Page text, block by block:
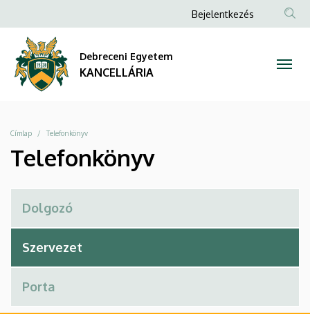
KANCELLÁRIA
a
tartalomra
Anonim
Bejelentkezés
Debreceni Egyetem
KANCELLÁRIA
Morzsa
Címlap Telefonkönyv
Telefonkönyv